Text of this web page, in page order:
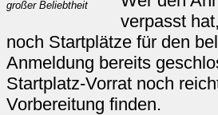
großer Beliebtheit
verpasst
noch Startplätze für den
Anmeldung bereits
Startplatz-Vorrat noch
Vorbereitung finden.